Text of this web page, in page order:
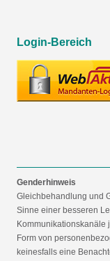
Login-Bereich
Genderhinweis
Gleichbehandlung und
Sinne einer besseren
Kommunikationskanäle
Form von
keinesfalls eine